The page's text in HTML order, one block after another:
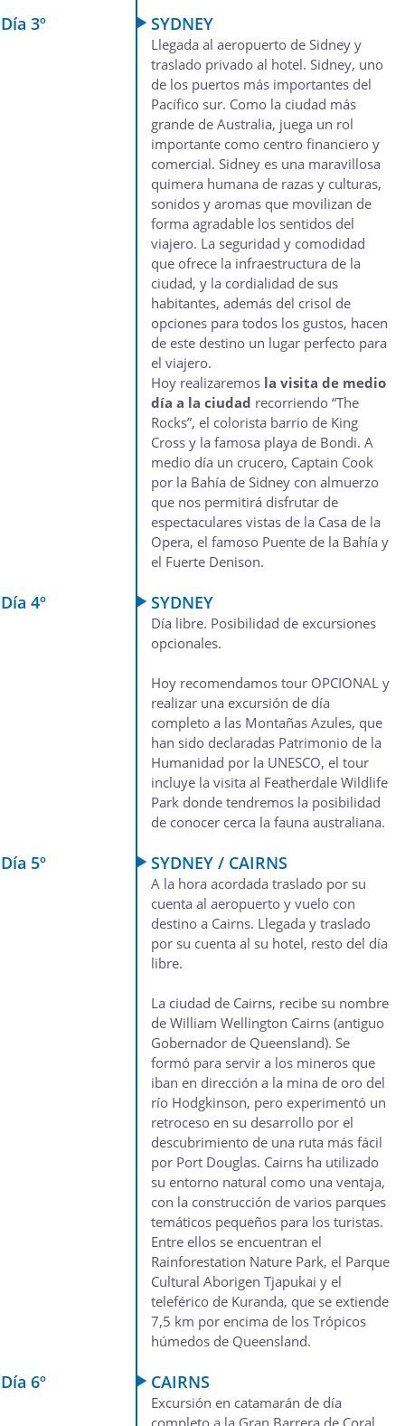
Día 3º SYDNEY
Llegada al aeropuerto de Sidney y
traslado privado al hotel. Sidney, uno
de los puertos más importantes del
Pacífico sur. Como la ciudad más
grande de Australia, juega un rol
importante como centro financiero y
comercial. Sidney es una maravillosa
quimera humana de razas y culturas,
sonidos y aromas que movilizan de
forma agradable los sentidos del
viajero. La seguridad y comodidad
que ofrece la infraestructura de la
ciudad, y la cordialidad de sus
habitantes, además del crisol de
opciones para todos los gustos, hacen
de este destino un lugar perfecto para
el viajero.
Hoy realizaremos la visita de medio
día a la ciudad recorriendo “The
Rocks”, el colorista barrio de King
Cross y la famosa playa de Bondi. A
medio día un crucero, Captain Cook
por la Bahía de Sidney con almuerzo
que nos permitirá disfrutar de
espectaculares vistas de la Casa de la
Opera, el famoso Puente de la Bahía y
el Fuerte Denison.
Día 4º SYDNEY
Día libre. Posibilidad de excursiones
opcionales.
Hoy recomendamos tour OPCIONAL y
realizar una excursión de día
completo a las Montañas Azules, que
han sido declaradas Patrimonio de la
Humanidad por la UNESCO, el tour
incluye la visita al Featherdale Wildlife
Park donde tendremos la posibilidad
de conocer cerca la fauna australiana.
Día 5º SYDNEY / CAIRNS
A la hora acordada traslado por su
cuenta al aeropuerto y vuelo con
destino a Cairns. Llegada y traslado
por su cuenta al su hotel, resto del día
libre.
La ciudad de Cairns, recibe su nombre
de William Wellington Cairns (antiguo
Gobernador de Queensland). Se
formó para servir a los mineros que
iban en dirección a la mina de oro del
río Hodgkinson, pero experimentó un
retroceso en su desarrollo por el
descubrimiento de una ruta más fácil
por Port Douglas. Cairns ha utilizado
su entorno natural como una ventaja,
con la construcción de varios parques
temáticos pequeños para los turistas.
Entre ellos se encuentran el
Rainforestation Nature Park, el Parque
Cultural Aborigen Tjapukai y el
teleférico de Kuranda, que se extiende
7,5 km por encima de los Trópicos
húmedos de Queensland.
Día 6º CAIRNS
Excursión en catamarán de día